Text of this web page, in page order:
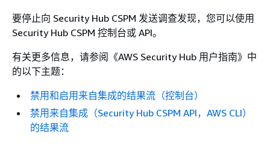
要停止向 Security Hub CSPM 发送调查发现，您可以使用
Security Hub CSPM 控制台或 API。
有关更多信息，请参阅《AWS Security Hub 用户指南》 中
的以下主题：
禁用和启用来自集成的结果流（控制台）
禁用来自集成（Security Hub CSPM API，AWS CLI）
的结果流